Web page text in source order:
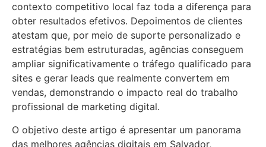
contexto competitivo local faz toda a diferença para
obter resultados efetivos. Depoimentos de clientes
atestam que, por meio de suporte personalizado e
estratégias bem estruturadas, agências conseguem
ampliar significativamente o tráfego qualificado para
sites e gerar leads que realmente convertem em
vendas, demonstrando o impacto real do trabalho
profissional de marketing digital.
O objetivo deste artigo é apresentar um panorama
das melhores agências digitais em Salvador,